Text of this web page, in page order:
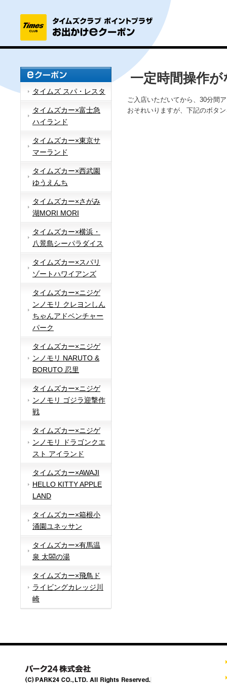
タイムズ スパ・レスタ
タイムズカー×富士急
ハイランド
タイムズカー×東京サ
マーランド
タイムズカー×西武園
ゆうえんち
タイムズカー×さがみ
湖MORI MORI
タイムズカー×横浜・
八景島シーパラダイス
タイムズカー×スパリ
ゾートハワイアンズ
タイムズカー×ニジゲ
ンノモリ クレヨンしん
ちゃんアドベンチャー
パーク
タイムズカー×ニジゲ
ンノモリ NARUTO &
BORUTO 忍里
タイムズカー×ニジゲ
ンノモリ ゴジラ迎撃作
戦
タイムズカー×ニジゲ
ンノモリ ドラゴンクエ
スト アイランド
タイムズカー×AWAJI
HELLO KITTY APPLE
LAND
タイムズカー×箱根小
涌園ユネッサン
タイムズカー×有馬温
泉 太閤の湯
タイムズカー×飛鳥ド
ライビングカレッジ川
崎
一定時間操作
ご入店いただいてから、30分間
おそれいりますが、下記のボタ